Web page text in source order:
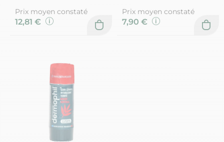
Prix moyen constaté
12,81 €
Prix moyen constaté
7,90 €